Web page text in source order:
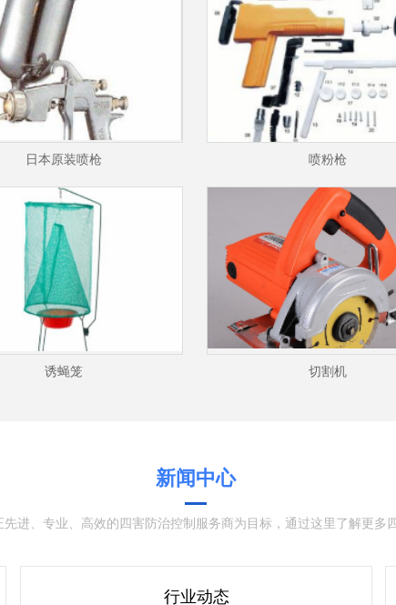
日本原装喷枪 喷粉枪
诱蝇笼 切割机
新闻中心
先进、专业、高效的四害防治控制服务商为目标，通过这里了解更多
行业动态